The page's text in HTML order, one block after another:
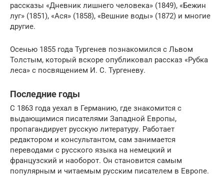
рассказы «Дневник лишнего человека» (1849), «Бежин
луг» (1851), «Ася» (1858), «Вешние воды» (1872) и многие
другие.
Осенью 1855 года Тургенев познакомился с Львом
Толстым, который вскоре опубликовал рассказ «Рубка
леса» с посвящением И. С. Тургеневу.
Последние годы
С 1863 года уехал в Германию, где знакомится с
выдающимися писателями Западной Европы,
пропагандирует русскую литературу. Работает
редактором и консультантом, сам занимается
переводами с русского языка на немецкий и
французский и наоборот. Он становится самым
популярным и читаемым русским писателем в Европе.